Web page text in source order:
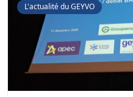
L'actualité du GEYVO